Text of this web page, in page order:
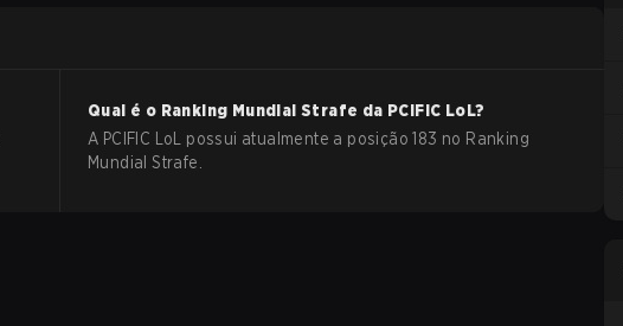
Qual é o Ranking Mundial Strafe da PCIFIC LoL?
A PCIFIC LoL possui atualmente a posição 183 no Ranking
Mundial Strafe.